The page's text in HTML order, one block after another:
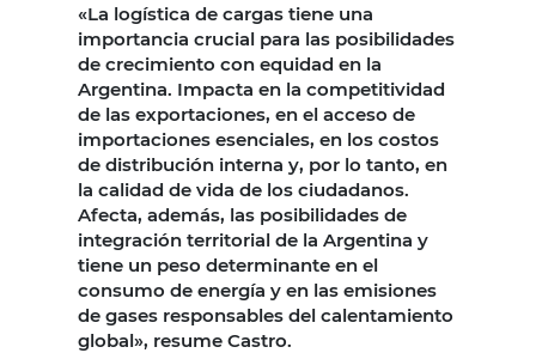
«La logística de cargas tiene una
importancia crucial para las posibilidades
de crecimiento con equidad en la
Argentina. Impacta en la competitividad
de las exportaciones, en el acceso de
importaciones esenciales, en los costos
de distribución interna y, por lo tanto, en
la calidad de vida de los ciudadanos.
Afecta, además, las posibilidades de
integración territorial de la Argentina y
tiene un peso determinante en el
consumo de energía y en las emisiones
de gases responsables del calentamiento
global», resume Castro.